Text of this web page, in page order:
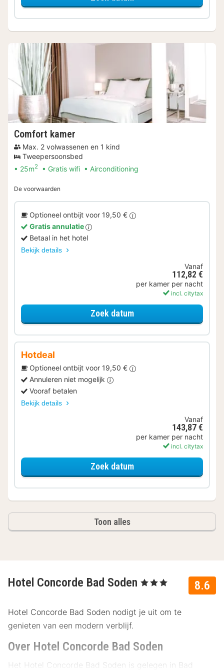
Comfort kamer
Max. 2 volwassenen en 1 kind
Tweepersoonsbed
25m2 Gratis wifi Airconditioning
De voorwaarden
Optioneel ontbijt voor 19,50 €
Gratis annulatie
Betaal in het hotel
Bekijk details
Vanaf
112,82 €
per kamer per nacht
incl. citytax
Zoek datumvoor Comfort kamer
Hotdeal
Optioneel ontbijt voor 19,50 €
Annuleren niet mogelijk
Vooraf betalen
Bekijk details
Vanaf
143,87 €
per kamer per nacht
incl. citytax
Zoek datumvoor Comfort kamer
Toon alles
8.6
Hotel Concorde Bad Soden , 3 Sterren
Hotel Concorde Bad Soden nodigt je uit om te
genieten van een modern verblijf.
Over Hotel Concorde Bad Soden
Het Hotel Concorde Bad Soden is gelegen in Bad